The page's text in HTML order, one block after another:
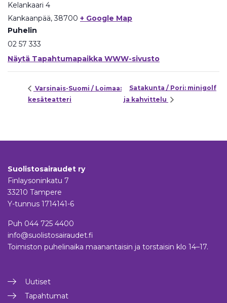
Kelankaari 4
Kankaanpää, 38700 + Google Map
Puhelin
02 57 333
Näytä Tapahtumapaikka WWW-sivusto
Varsinais-Suomi / Loimaa:
kesäteatteri
Satakunta / Pori: minigolf
ja kahvittelu
Suolistosairaudet ry
Finlaysoninkatu 7
33210 Tampere
Y-tunnus 1714141-6
Puh 044 725 4400
info@suolistosairaudet.fi
Toimiston puhelinaika maanantaisin ja torstaisin klo 14–17.
Uutiset
Tapahtumat